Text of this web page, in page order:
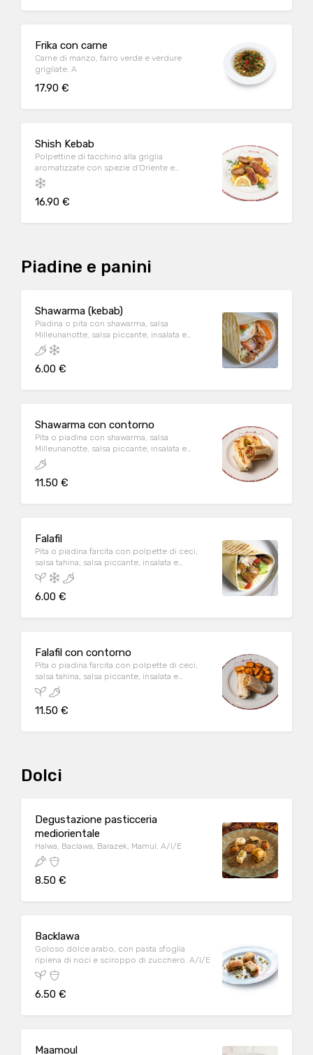
Frika con carne
Carne di manzo, farro verde e verdure
grigliate. A
17.90 €
Shish Kebab
Polpettine di tacchino alla griglia
aromatizzate con spezie d'Oriente e
accompagnate da fresco Tabbulè, patate
con salsa harissa e salsa di melograno. A
16.90 €
Piadine e panini
Shawarma (kebab)
Piadina o pita con shawarma, salsa
Milleunanotte, salsa piccante, insalata e
pomodoro. A/C/D/E/G/H
6.00 €
Shawarma con contorno
Pita o piadina con shawarma, salsa
Milleunanotte, salsa piccante, insalata e
pomodoro, servita con patate con harissa
oppure con hommos oppure con tabbulè.
A/C/D/E/G/H
11.50 €
Falafil
Pita o piadina farcita con polpette di ceci,
salsa tahina, salsa piccante, insalata e
pomodoro. A/E
6.00 €
Falafil con contorno
Pita o piadina farcita con polpette di ceci,
salsa tahina, salsa piccante, insalata e
pomodoro, accompagnata da salsa hommus
oppure patate con harissa oppure con
tabbulè. A/E
11.50 €
Dolci
Degustazione pasticceria
mediorientale
Halwa, Baclawa, Barazek, Mamul. A/I/E
8.50 €
Backlawa
Goloso dolce arabo, con pasta sfoglia
ripiena di noci e sciroppo di zucchero. A/I/E
6.50 €
Maamoul